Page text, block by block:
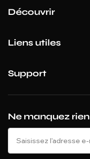
Ne manquez rien
Découvrir
Liens utiles
Support